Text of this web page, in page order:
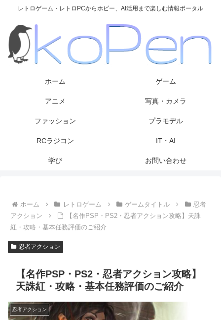
レトロゲーム・レトロPCからホビー、AI活用まで楽しむ情報ポータル
ホーム ゲーム
アニメ 写真・カメラ
ファッション プラモデル
RCラジコン IT・AI
学び お問い合わせ
ホーム レトロゲーム ゲームタイトル
忍者
アクション
【名作PSP・PS2・忍者アクション攻略】天誅
紅・攻略・基本任務評価のご紹介
忍者アクション
【名作PSP・PS2・忍者アクション攻略】
天誅紅・攻略・基本任務評価のご紹介
忍者アクション